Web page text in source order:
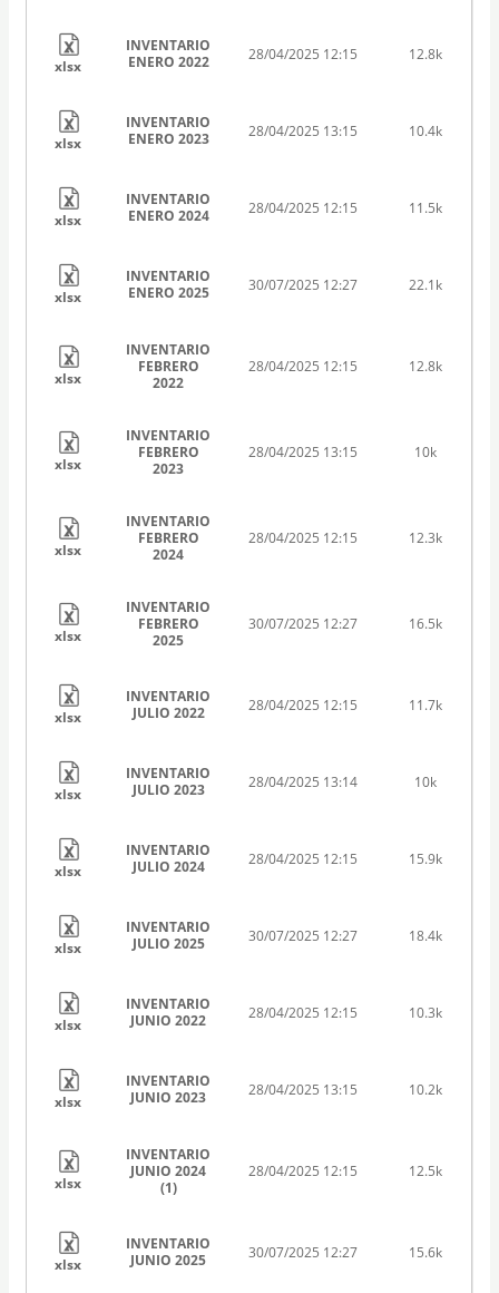
xlsx
INVENTARIO
ENERO 2022
28/04/2025 12:15 12.8k
xlsx
INVENTARIO
ENERO 2023
28/04/2025 13:15 10.4k
xlsx
INVENTARIO
ENERO 2024
28/04/2025 12:15 11.5k
xlsx
INVENTARIO
ENERO 2025
30/07/2025 12:27 22.1k
xlsx
INVENTARIO
FEBRERO
2022
28/04/2025 12:15 12.8k
xlsx
INVENTARIO
FEBRERO
2023
28/04/2025 13:15 10k
xlsx
INVENTARIO
FEBRERO
2024
28/04/2025 12:15 12.3k
xlsx
INVENTARIO
FEBRERO
2025
30/07/2025 12:27 16.5k
xlsx
INVENTARIO
JULIO 2022
28/04/2025 12:15 11.7k
xlsx
INVENTARIO
JULIO 2023
28/04/2025 13:14 10k
xlsx
INVENTARIO
JULIO 2024
28/04/2025 12:15 15.9k
xlsx
INVENTARIO
JULIO 2025
30/07/2025 12:27 18.4k
xlsx
INVENTARIO
JUNIO 2022
28/04/2025 12:15 10.3k
xlsx
INVENTARIO
JUNIO 2023
28/04/2025 13:15 10.2k
xlsx
INVENTARIO
JUNIO 2024
(1)
28/04/2025 12:15 12.5k
xlsx
INVENTARIO
JUNIO 2025
30/07/2025 12:27 15.6k